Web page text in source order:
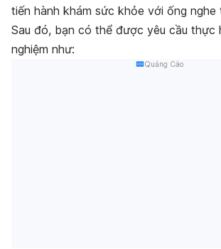
tiến hành khám sức khỏe với ống nghe
Sau đó, bạn có thể được yêu cầu thực
nghiệm như:
Quảng Cáo